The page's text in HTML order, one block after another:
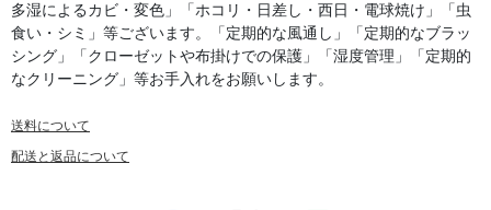
多湿によるカビ・変色」「ホコリ・日差し・西日・電球焼け」「虫
食い・シミ」等ございます。「定期的な風通し」「定期的なブラッ
シング」「クローゼットや布掛けでの保護」「湿度管理」「定期的
なクリーニング」等お手入れをお願いします。
送料について
配送と返品について